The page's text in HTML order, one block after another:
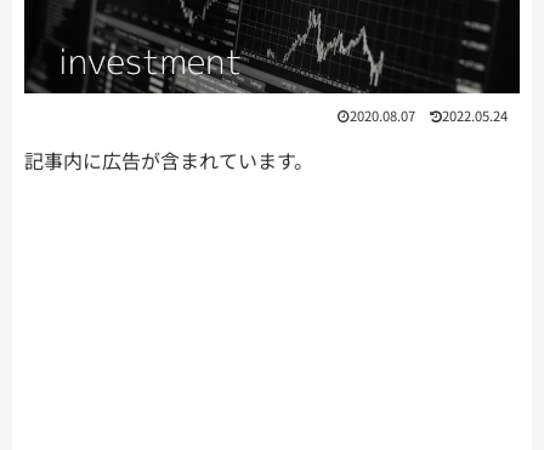
2020.08.07 2022.05.24
記事内に広告が含まれています。